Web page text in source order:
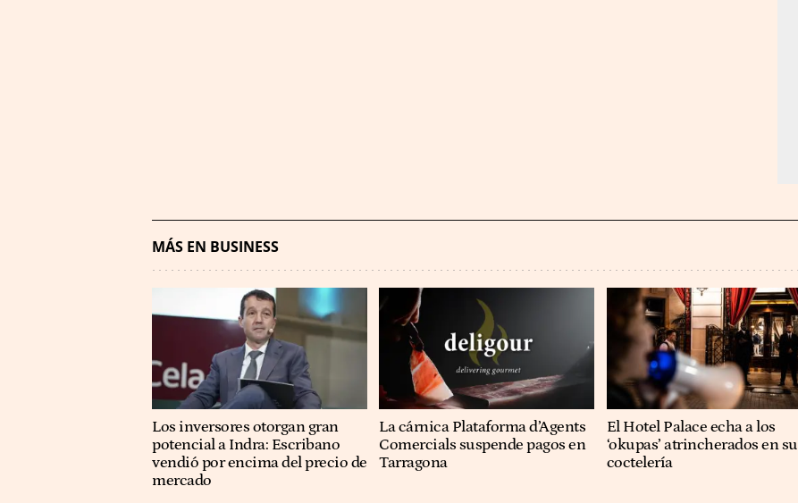
MÁS EN BUSINESS
Los inversores otorgan gran
potencial a Indra: Escribano
vendió por encima del precio de
mercado
La cárnica Plataforma d’Agents
Comercials suspende pagos en
Tarragona
El Hotel Palace echa a los
‘okupas’ atrincherados en su
coctelería